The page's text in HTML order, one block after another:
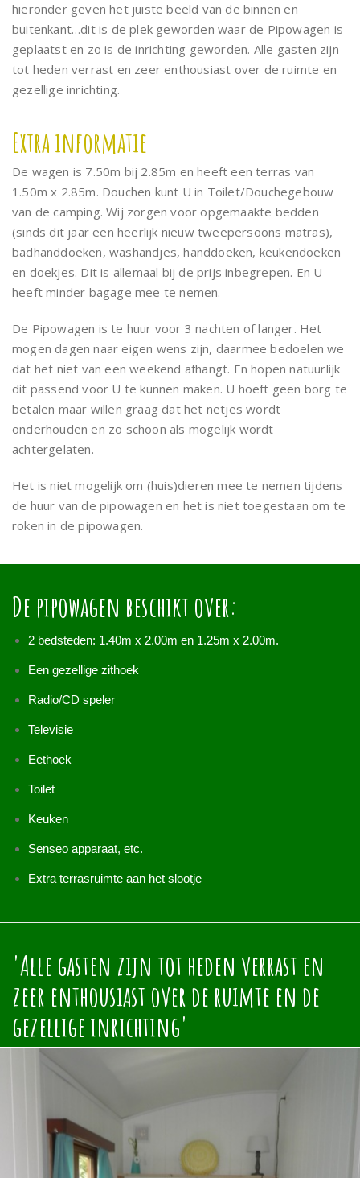
hieronder geven het juiste beeld van de binnen en
buitenkant…dit is de plek geworden waar de Pipowagen is
geplaatst en zo is de inrichting geworden. Alle gasten zijn
tot heden verrast en zeer enthousiast over de ruimte en
gezellige inrichting.
Extra informatie
De wagen is 7.50m bij 2.85m en heeft een terras van
1.50m x 2.85m. Douchen kunt U in Toilet/Douchegebouw
van de camping. Wij zorgen voor opgemaakte bedden
(sinds dit jaar een heerlijk nieuw tweepersoons matras),
badhanddoeken, washandjes, handdoeken, keukendoeken
en doekjes. Dit is allemaal bij de prijs inbegrepen. En U
heeft minder bagage mee te nemen.
De Pipowagen is te huur voor 3 nachten of langer. Het
mogen dagen naar eigen wens zijn, daarmee bedoelen we
dat het niet van een weekend afhangt. En hopen natuurlijk
dit passend voor U te kunnen maken. U hoeft geen borg te
betalen maar willen graag dat het netjes wordt
onderhouden en zo schoon als mogelijk wordt
achtergelaten.
Het is niet mogelijk om (huis)dieren mee te nemen tijdens
de huur van de pipowagen en het is niet toegestaan om te
roken in de pipowagen.
De pipowagen beschikt over:
2 bedsteden: 1.40m x 2.00m en 1.25m x 2.00m.
Een gezellige zithoek
Radio/CD speler
Televisie
Eethoek
Toilet
Keuken
Senseo apparaat, etc.
Extra terrasruimte aan het slootje
'Alle gasten zijn tot heden verrast en
zeer enthousiast over de ruimte en de
gezellige inrichting'